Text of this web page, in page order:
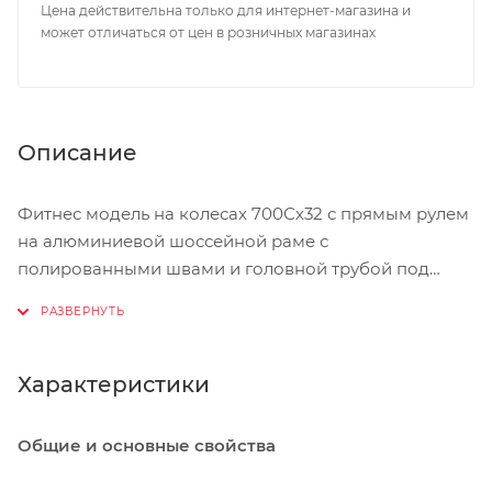
Цена действительна только для интернет-магазина и
может отличаться от цен в розничных магазинах
Описание
Фитнес модель на колесах 700Сх32 с прямым рулем
на алюминиевой шоссейной раме с
полированными швами и головной трубой под
вутлки и рулевая на промподшипниках. Идеален
Характеристики
Общие и основные свойства